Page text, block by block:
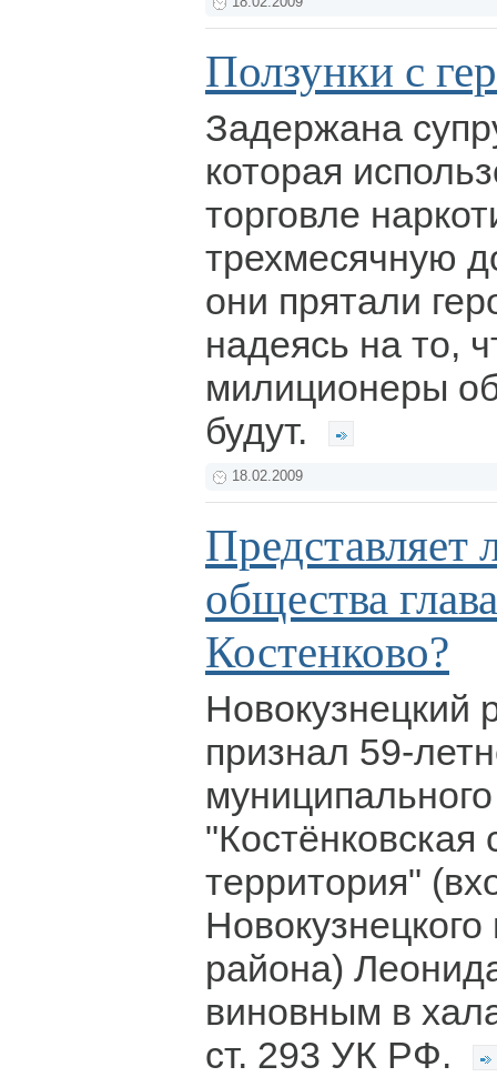
Ползунки с
Задержана
которая
торговле
трехмесячную
они прятали
надеясь на то,
милиционеры
будут.
18.02.2009
Представляет
общества
Костенково?
Новокузнецкий
признал 59-
"Костёнковская
территория"
района)
виновным в
ст. 293 УК РФ.